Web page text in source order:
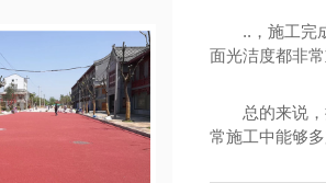
..，施工完
面光洁度都非
总的来说
常施工中能够